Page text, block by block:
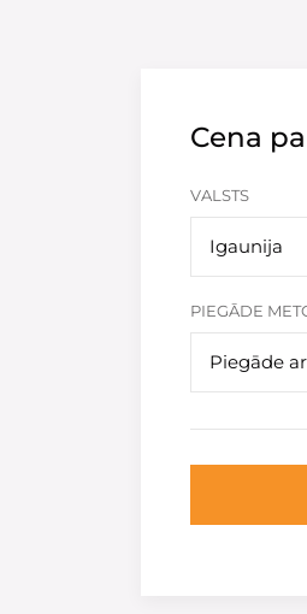
Cena
VALSTS
Igaunija
PIEGĀDE
Piegāde